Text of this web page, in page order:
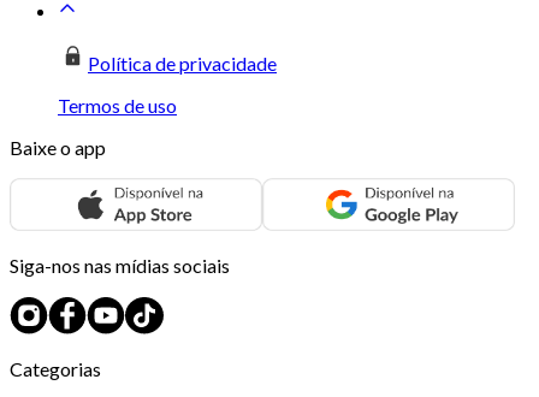
Política de privacidade
Termos de uso
Baixe o app
Siga-nos nas mídias sociais
Categorias